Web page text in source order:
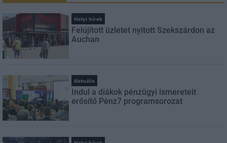
Helyi hírek
Felújított üzletet nyitott Szekszárdon az
Auchan
Aktuális
Indul a diákok pénzügyi ismereteit
erősítő Pénz7 programsorozat